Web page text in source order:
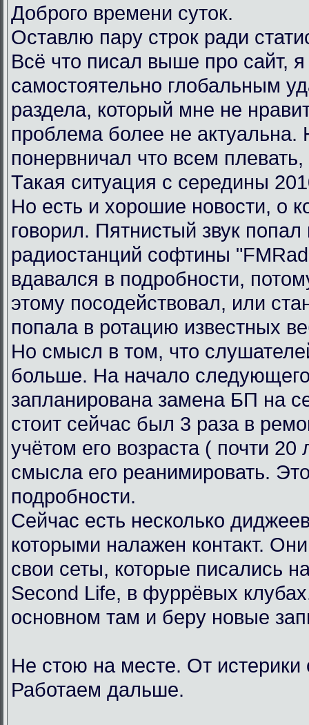
Доброго времени суток.
Оставлю пару строк ради
Всё что писал выше про сайт,
самостоятельно глобальным
раздела, который мне не
проблема более не актуальна.
понервничал что всем
Такая ситуация с середины
Но есть и хорошие новости, о
говорил. Пятнистый звук попал
радиостанций софтины
вдавался в подробности,
этому посодействовал, или
попала в ротацию известных
Но смысл в том, что
больше. На начало
запланирована замена БП на
стоит сейчас был 3 раза в
учётом его возраста ( почти 20
смысла его реанимировать.
подробности.
Сейчас есть несколько
которыми налажен контакт.
свои сеты, которые писались
Second Life, в фуррёвых
основном там и беру новые
Не стою на месте. От истерики
Работаем дальше.